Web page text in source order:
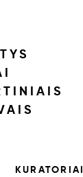
KURATORIAI